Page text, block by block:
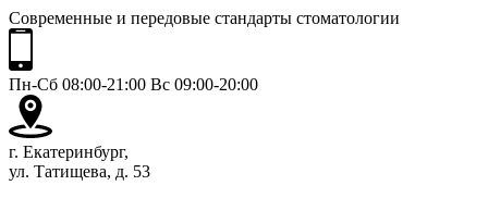
Современные и передовые стандарты стоматологии
Пн-Сб 08:00-21:00 Вс 09:00-20:00
г. Екатеринбург,
ул. Татищева, д. 53